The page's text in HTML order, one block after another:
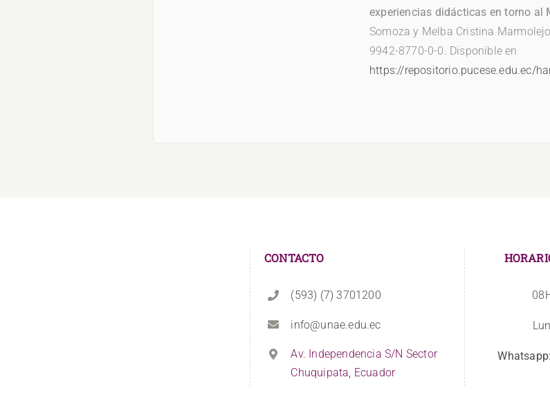
experiencias didácticas en torno al
Somoza y Melba Cristina
9942-8770-0-0. Disponible en
https://repositorio.pucese.edu.ec/
CONTACTO
(593) (7) 3701200
info@unae.edu.ec
Av. Independencia S/N Sector
Chuquipata, Ecuador
Whatsapp: